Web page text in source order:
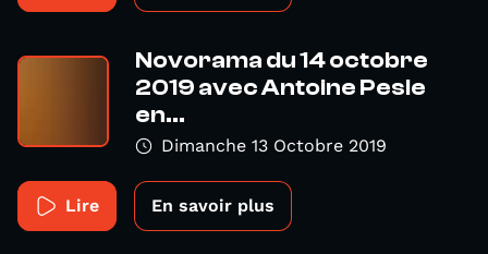
Novorama du 14 octobre
2019 avec Antoine Pesle
en...
Dimanche 13 Octobre 2019
Lire En savoir plus